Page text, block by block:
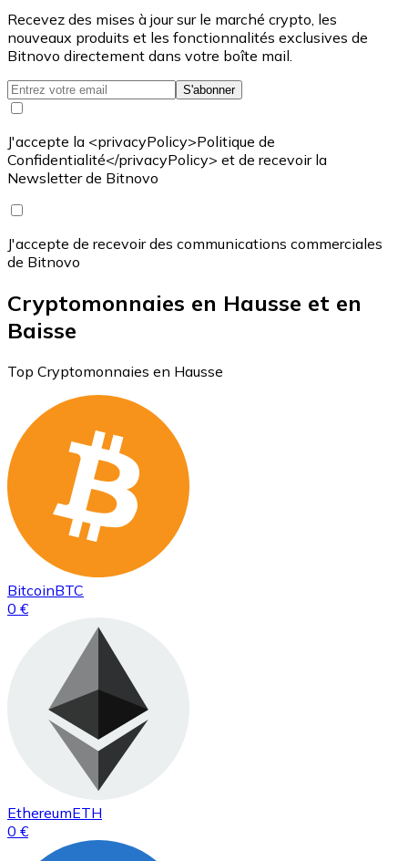
Recevez des mises à jour sur le marché crypto, les
nouveaux produits et les fonctionnalités exclusives de
Bitnovo directement dans votre boîte mail.
S'abonner
J'accepte la <privacyPolicy>Politique de
Confidentialité</privacyPolicy> et de recevoir la
Newsletter de Bitnovo
J'accepte de recevoir des communications commerciales
de Bitnovo
Cryptomonnaies en Hausse et en
Baisse
Top Cryptomonnaies en Hausse
BitcoinBTC
0 €
EthereumETH
0 €